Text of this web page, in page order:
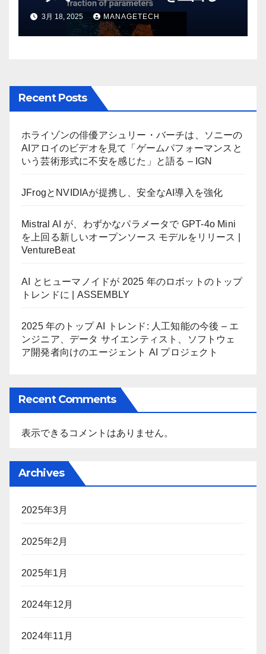
しいオープンソース モデルをリ
リース | VentureBeat
3月 18, 2025 MANAGETECH
Recent Posts
ホライゾンの俳優アシュリー・バーチは、ソニーの
AIアロイのビデオを見て「ゲームパフォーマンスと
いう芸術形式に不安を感じた」と語る – IGN
JFrogとNVIDIAが提携し、安全なAI導入を強化
Mistral AI が、わずかなパラメータで GPT-4o Mini
を上回る新しいオープンソース モデルをリリース |
VentureBeat
AI とヒューマノイドが 2025 年のロボットのトップ
トレンドに | ASSEMBLY
2025 年のトップ AI トレンド: 人工知能の今後 – エ
ンジニア、データ サイエンティスト、ソフトウェ
ア開発者向けのエージェント AI プロジェクト
Recent Comments
表示できるコメントはありません。
Archives
2025年3月
2025年2月
2025年1月
2024年12月
2024年11月